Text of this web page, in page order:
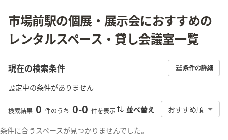
市場前駅の個展・展示会におすすめの
レンタルスペース・貸し会議室一覧
現在の検索条件 条件の詳細
設定中の条件がありません
検索結果 0 件のうち 0-0 件を表示 並べ替え おすすめ順
条件に合うスペースが見つかりませんでした。